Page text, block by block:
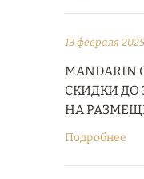
13 февраля 2025
MANDARIN
СКИДКИ ДО
НА
Подробнее